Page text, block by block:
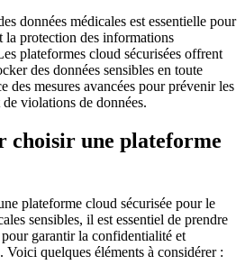
données médicales est essentielle pour
la protection des informations
plateformes cloud sécurisées offrent
des données sensibles en toute
des mesures avancées pour prévenir les
violations de données.
choisir une plateforme
plateforme cloud sécurisée pour le
sensibles, il est essentiel de prendre
garantir la confidentialité et
Voici quelques éléments à considérer :